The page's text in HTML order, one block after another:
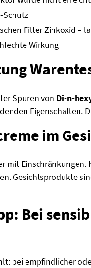
Schutz
Filter Zinkoxid –
Wirkung
Spuren von Di-n-
Eigenschaften.
im
mit
Gesichtsprodukte
Bei
bei empfindlicher